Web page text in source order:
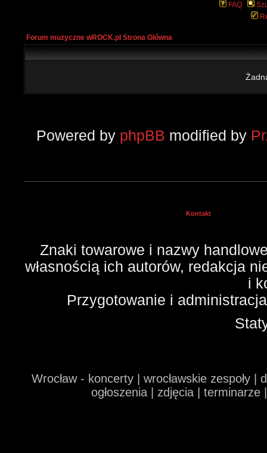
FAQ
Forum muzyczne wROCK.pl Strona Główna
Powered by phpBB modified by
Kontakt
Znaki towarowe i nazwy
własnością ich autorów, redakcja
i
Przygotowanie i
Wrocław - koncerty | wrocławskie zespoły
ogłoszenia | zdjęcia |